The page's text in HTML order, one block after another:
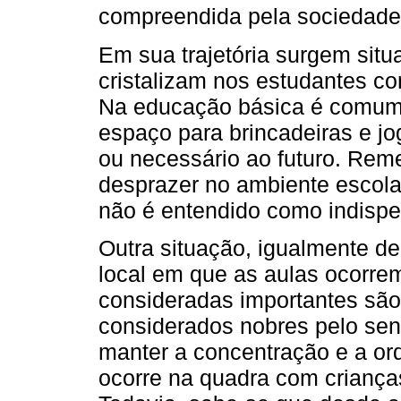
compreendida pela
Em sua trajetória surgem
cristalizam nos estudantes
Na educação básica é
espaço para brincadeiras e
ou necessário ao futuro.
desprazer no ambiente
não é entendido como
Outra situação, igualmente
local em que as aulas
consideradas importantes
considerados nobres pelo
manter a concentração e a
ocorre na quadra com